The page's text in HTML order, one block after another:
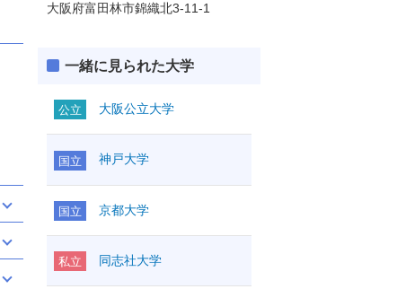
大阪府富田林市錦織北3-11-1
一緒に見られた大学
公立 大阪公立大学
国立 神戸大学
国立 京都大学
私立 同志社大学